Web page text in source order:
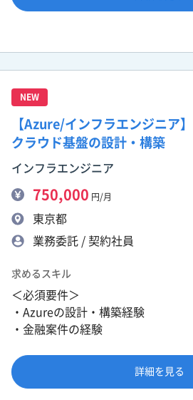
NEW
【Azure/インフラエンジニア
クラウド基盤の設計・構築
インフラエンジニア
750,000 円/月
東京都
業務委託 / 契約社員
求めるスキル
＜必須要件＞
・Azureの設計・構築経験
・金融案件の経験
詳細を見る